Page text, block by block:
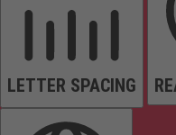
LETTER SPACING